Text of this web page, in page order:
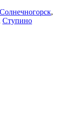
Солнечногорск,
Ступино